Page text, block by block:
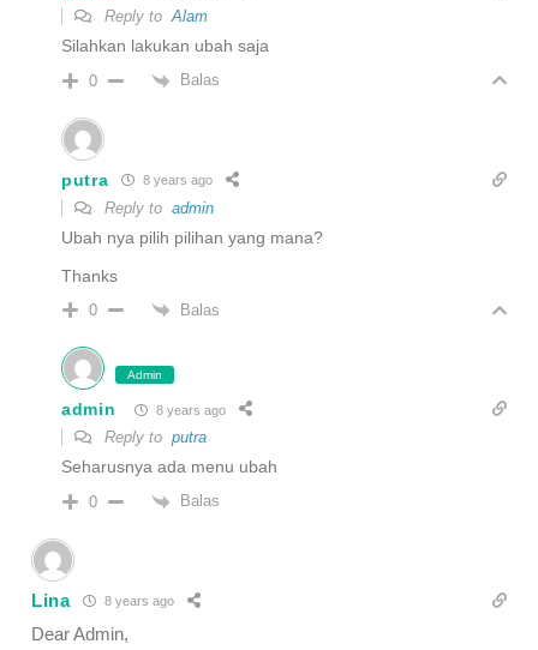
Reply toAlam
Silahkan lakukan ubah saja
0 Balas
putra 8 years ago
Reply to admin
Ubah nya pilih pilihan yang mana?
Thanks
0 Balas
Admin
admin 8 years ago
Reply to putra
Seharusnya ada menu ubah
0 Balas
Lina 8 years ago
Dear Admin,